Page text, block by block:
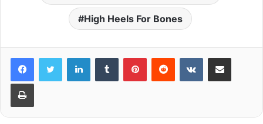
High Heels For Bones